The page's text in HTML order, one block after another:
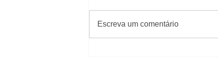
Escreva um comentário
#Sugestões